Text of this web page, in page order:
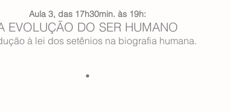
Aula 3, das 17h30min. às 19h:
EVOLUÇÃO DO SER HUMANO
à lei dos setênios na biografia humana.
.